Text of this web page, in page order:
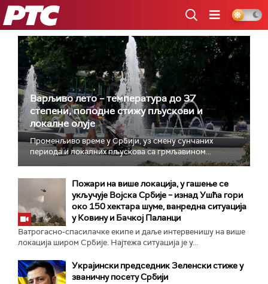
РТС
Варљиво лето – температура до 37
степени, поподне стижу пљускови и
локалне олује
Променљиво време у Србији, уз смену сунчаних
периода и локалних пљускова са грмљавином...
Пожари на више локација, у гашење се
укључује Војска Србије – изнад Ушћа гори
око 150 хектара шуме, ванредна ситуација
у Ковину и Бачкој Паланци
Ватрогасно-спасилачке екипе и даље интервенишу на више
локација широм Србије. Најтежа ситуација је у...
Украјински председник Зеленски стиже у
званичну посету Србији